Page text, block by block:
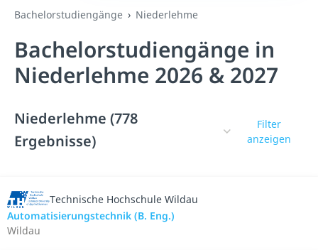
Bachelorstudiengänge Niederlehme
Bachelorstudiengänge in
Niederlehme 2026 & 2027
Niederlehme (778
Ergebnisse)
Filter
anzeigen
Technische Hochschule Wildau
Automatisierungstechnik (B. Eng.)
Wildau